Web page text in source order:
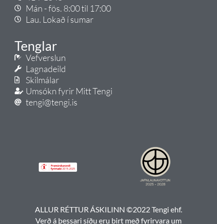
Mán - fös. 8:00 til 17:00
Lau. Lokað í sumar
Tenglar
Vefverslun
Lagnadeild
Skilmálar
Umsókn fyrir Mitt Tengi
tengi@tengi.is
ALLUR RÉTTUR ÁSKILINN ©2022 Tengi ehf.
Verð á þessari síðu eru birt með fyrirvara um